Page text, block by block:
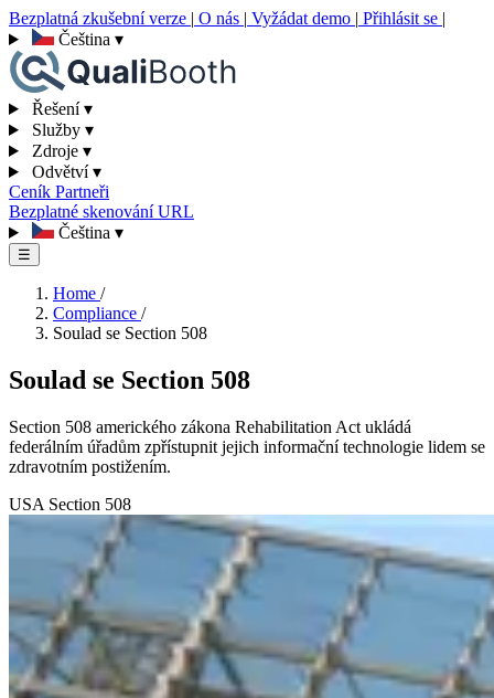
Bezplatná zkušební verze | O nás | Vyžádat demo | Přihlásit se |
Čeština ▾
Řešení▾
Služby ▾
Zdroje ▾
Odvětví▾
Ceník Partneři
Bezplatné skenování URL
Čeština ▾
☰
Home /
Compliance /
Soulad se Section 508
Soulad se Section 508
Section 508 amerického zákona Rehabilitation Act ukládá
federálním úřadům zpřístupnit jejich informační technologie lidem se
zdravotním postižením.
USA Section 508